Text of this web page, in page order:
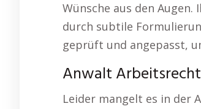
Wünsche aus den
durch subtile
geprüft und angepasst,
Anwalt
Leider mangelt es in der